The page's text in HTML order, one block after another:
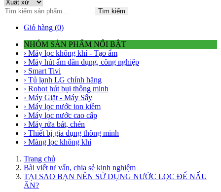
Tìm kiếm
Giỏ hàng (0)
NHÓM SẢN PHẨM NỔI BẬT
› Máy lọc không khí - Tạo ẩm
› Máy hút ẩm dân dụng, công nghiệp
› Smart Tivi
› Tủ lạnh LG chính hãng
› Robot hút bụi thông minh
› Máy Giặt - Máy Sấy
› Máy lọc nước ion kiềm
› Máy lọc nước cao cấp
› Máy rửa bát, chén
› Thiết bị gia dụng thông minh
› Màng lọc không khí
Trang chủ
Bài viết tư vấn, chia sẻ kinh nghiệm
TẠI SAO BẠN NÊN SỬ DỤNG NƯỚC LỌC ĐỂ NẤU
ĂN?